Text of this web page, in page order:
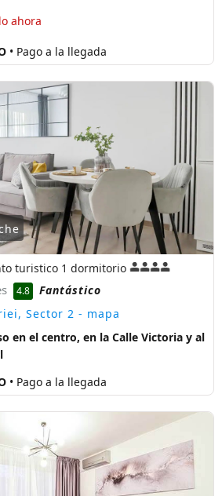
ahora
• Pago a la llegada
turistico 1 dormitorio
4.8
Fantástico
Sector 2 - mapa
en el centro, en la Calle Victoria y al
• Pago a la llegada